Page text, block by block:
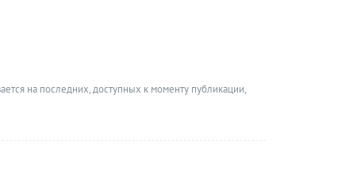
на последних, доступных к моменту публикации,